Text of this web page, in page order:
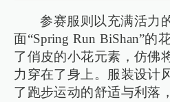
参赛服则以充满活力
面“Spring Run BiShan”的
了俏皮的小花元素，仿佛
力穿在了身上。服装设计
了跑步运动的舒适与利落